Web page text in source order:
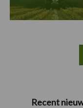
Primaire
Recent